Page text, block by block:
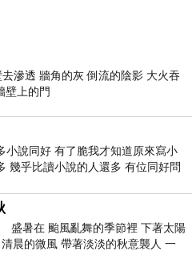
滲透 牆角的灰 倒流的陰影 大火吞
壁上的門
小說同好 有了脆我才知道原來寫小
幾乎比讀小說的人還多 有位同好問
說為什麼高中文學獎的
暑在 颱風亂舞的季節裡 下著太陽
晨的微風 帶著淡淡的秋意襲人 一